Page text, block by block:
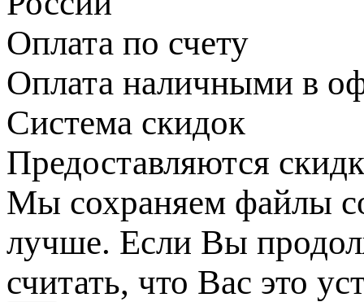
Оплата по счету
Оплата наличными в
Система скидок
Предоставляются
Мы сохраняем файлы
лучше. Если Вы
считать, что Вас это